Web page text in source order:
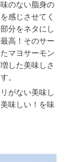
のない脂身の
感じさせてく
分をネタにし
高！そのサー
マヨサーモン
した美味しさ
。
がない美味し
味しい！を味